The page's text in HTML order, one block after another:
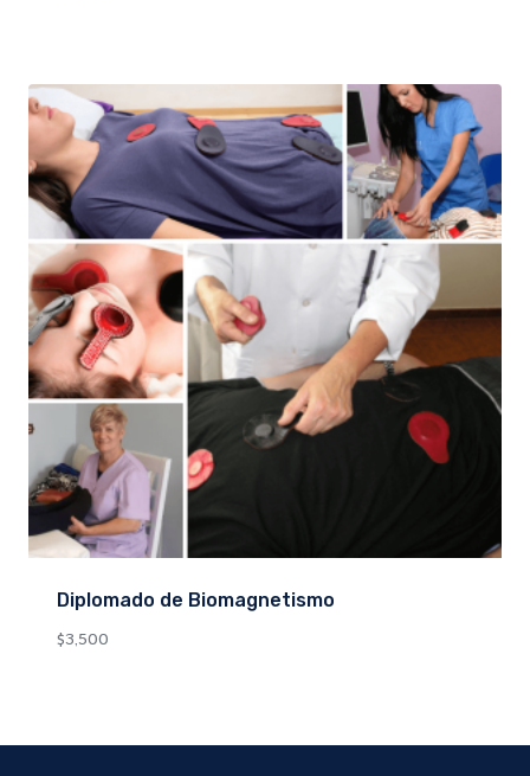
Diplomado de Biomagnetismo
$3,500